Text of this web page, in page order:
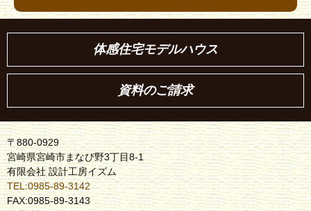
体感住宅モデルハウス
資料のご請求
〒880-0929
宮崎県宮崎市まなび野3丁目8-1
有限会社 設計工房イズム
TEL:0985-89-3142
FAX:0985-89-3143